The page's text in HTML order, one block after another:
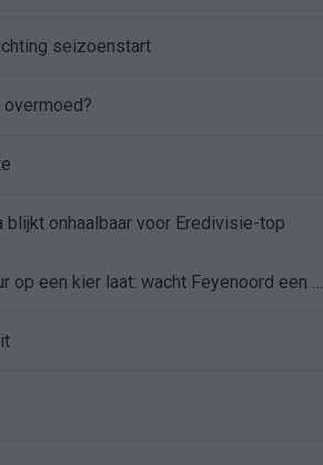
seizoenstart
blijkt onhaalbaar voor Eredivisie-top
Dortmund lonkt naar Hadj Moussa, terwijl Read deur op een kier laat: wacht Feyenoord een drukke zomer?